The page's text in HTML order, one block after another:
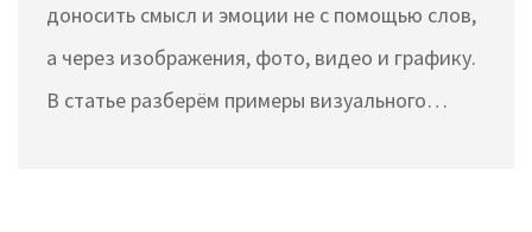
доносить смысл и эмоции не с помощью слов,
а через изображения, фото, видео и графику.
В статье разберём примеры визуального